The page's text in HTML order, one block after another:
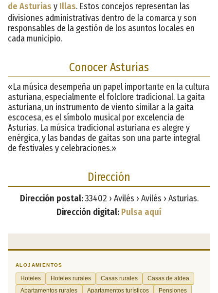
de Asturias y Illas. Estos concejos representan las
divisiones administrativas dentro de la comarca y son
responsables de la gestión de los asuntos locales en
cada municipio.
Conocer Asturias
«La música desempeña un papel importante en la cultura
asturiana, especialmente el folclore tradicional. La gaita
asturiana, un instrumento de viento similar a la gaita
escocesa, es el símbolo musical por excelencia de
Asturias. La música tradicional asturiana es alegre y
enérgica, y las bandas de gaitas son una parte integral
de festivales y celebraciones.»
Dirección
Dirección postal:33402 › Avilés › Avilés › Asturias.
Dirección digital: Pulsa aquí